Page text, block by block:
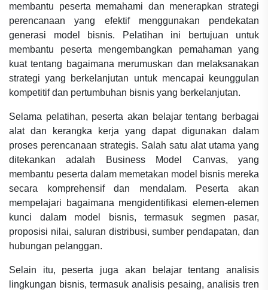
membantu peserta memahami dan menerapkan strategi
perencanaan yang efektif menggunakan pendekatan
generasi model bisnis. Pelatihan ini bertujuan untuk
membantu peserta mengembangkan pemahaman yang
kuat tentang bagaimana merumuskan dan melaksanakan
strategi yang berkelanjutan untuk mencapai keunggulan
kompetitif dan pertumbuhan bisnis yang berkelanjutan.
Selama pelatihan, peserta akan belajar tentang berbagai
alat dan kerangka kerja yang dapat digunakan dalam
proses perencanaan strategis. Salah satu alat utama yang
ditekankan adalah Business Model Canvas, yang
membantu peserta dalam memetakan model bisnis mereka
secara komprehensif dan mendalam. Peserta akan
mempelajari bagaimana mengidentifikasi elemen-elemen
kunci dalam model bisnis, termasuk segmen pasar,
proposisi nilai, saluran distribusi, sumber pendapatan, dan
hubungan pelanggan.
Selain itu, peserta juga akan belajar tentang analisis
lingkungan bisnis, termasuk analisis pesaing, analisis tren